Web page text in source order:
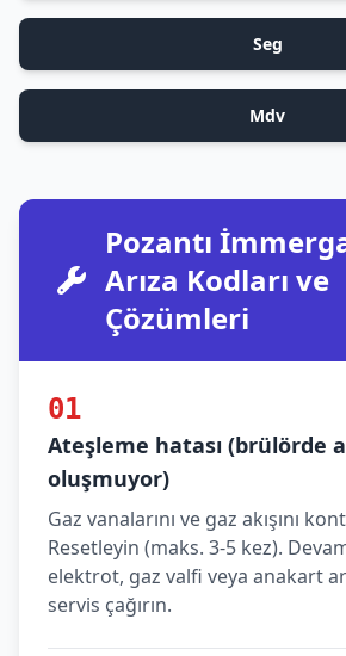
Seg
Mdv
Pozantı
Arıza Kodları ve
Çözümleri
01
Ateşleme hatası (brülörde
oluşmuyor)
Gaz vanalarını ve gaz akışını
Resetleyin (maks. 3-5 kez).
elektrot, gaz valfi veya anakart
servis çağırın.